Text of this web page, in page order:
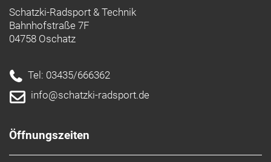
Schatzki-Radsport & Technik
Bahnhofstraße 7F
04758 Oschatz
Tel: 03435/666362
info@schatzki-radsport.de
Öffnungszeiten